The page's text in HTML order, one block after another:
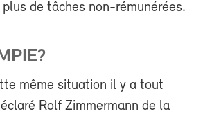
de tâches non-rémunérées.
même situation il y a tout
Rolf Zimmermann de la